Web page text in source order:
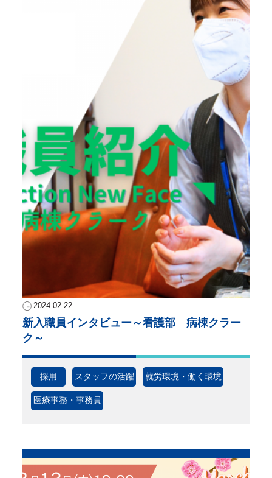
2024.02.22
新入職員インタビュー～看護部 病棟クラー
ク～
採用 スタッフの活躍 就労環境・働く環境
医療事務・事務員